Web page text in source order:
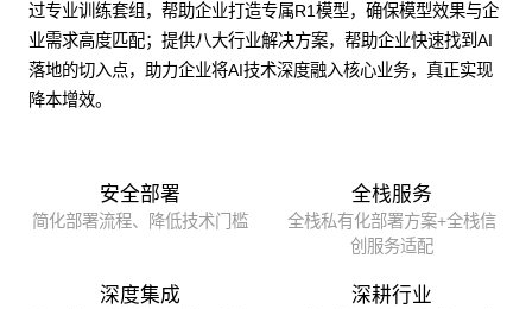
过专业训练套组，帮助企业打造专属R1模型，确保模型效果与企
业需求高度匹配；提供八大行业解决方案，帮助企业快速找到AI
落地的切入点，助力企业将AI技术深度融入核心业务，真正实现
降本增效。
安全部署
简化部署流程、降低技术门槛
全栈服务
全栈私有化部署方案+全栈信
创服务适配
深度集成 深耕行业